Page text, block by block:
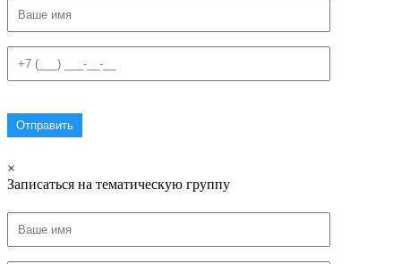
×
Записаться на тематическую группу